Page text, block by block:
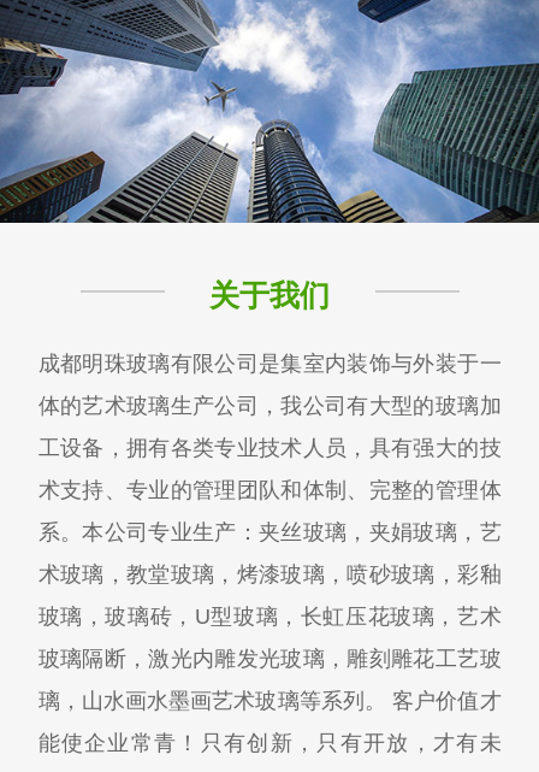
关于我们
成都明珠玻璃有限公司是集室内装饰与外装于一
体的艺术玻璃生产公司，我公司有大型的玻璃加
工设备，拥有各类专业技术人员，具有强大的技
术支持、专业的管理团队和体制、完整的管理体
系。本公司专业生产：夹丝玻璃，夹娟玻璃，艺
术玻璃，教堂玻璃，烤漆玻璃，喷砂玻璃，彩釉
玻璃，玻璃砖，U型玻璃，长虹压花玻璃，艺术
玻璃隔断，激光内雕发光玻璃，雕刻雕花工艺玻
璃，山水画水墨画艺术玻璃等系列。 客户价值才
能使企业常青！只有创新，只有开放，才有未